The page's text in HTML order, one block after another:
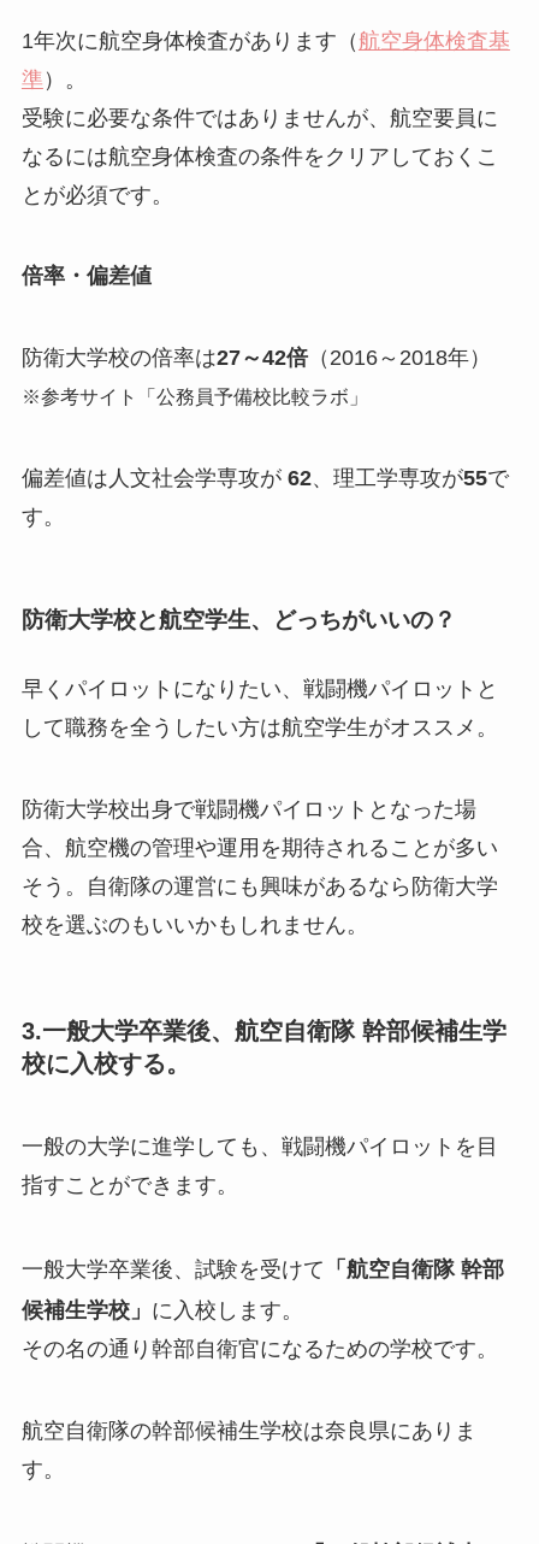
1年次に航空身体検査があります（航空身体検査基
準 ）。
受験に必要な条件ではありませんが、航空要員に
なるには航空身体検査の条件をクリアしておくこ
とが必須です。
倍率・偏差値
防衛大学校の倍率は27～42倍（2016～2018年）
※参考サイト「公務員予備校比較ラボ」
偏差値は人文社会学専攻が 62、理工学専攻が55で
す。
防衛大学校と航空学生、どっちがいいの？
早くパイロットになりたい、戦闘機パイロットと
して職務を全うしたい方は航空学生がオススメ。
防衛大学校出身で戦闘機パイロットとなった場
合、航空機の管理や運用を期待されることが多い
そう。自衛隊の運営にも興味があるなら防衛大学
校を選ぶのもいいかもしれません。
3.一般大学卒業後、航空自衛隊 幹部候補生学
校に入校する。
一般の大学に進学しても、戦闘機パイロットを目
指すことができます。
一般大学卒業後、試験を受けて 「航空自衛隊 幹部
候補生学校」 に入校します。
その名の通り幹部自衛官になるための学校です。
航空自衛隊の幹部候補生学校は奈良県にありま
す。